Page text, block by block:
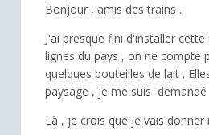
Bonjour , amis des trains .
J'ai presque fini d'installer
lignes du pays , on ne compte
quelques bouteilles de lait .
paysage , je me suis
Là , je crois que je vais